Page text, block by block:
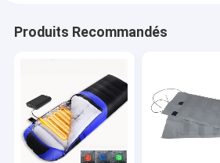
Produits Recommandés